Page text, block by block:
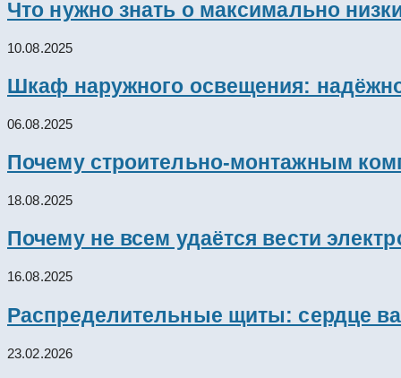
Что нужно знать о максимально
10.08.2025
Шкаф наружного освещения:
06.08.2025
Почему строительно-монтажным
18.08.2025
Почему не всем удаётся вести
16.08.2025
Распределительные щиты: сердце
23.02.2026